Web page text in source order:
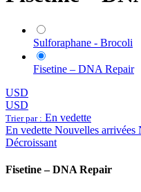
Sulforaphane - Brocoli
Fisetine – DNA Repair
USD
USD
Trier par : En vedette
En vedette Nouvelles arrivées
Décroissant
Fisetine – DNA Repair